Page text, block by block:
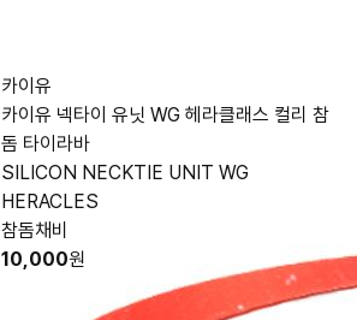
카이유
카이유 넥타이 유닛 WG 헤라클래스 컬리 참
돔 타이라바
SILICON NECKTIE UNIT WG
HERACLES
참돔채비
10,000원